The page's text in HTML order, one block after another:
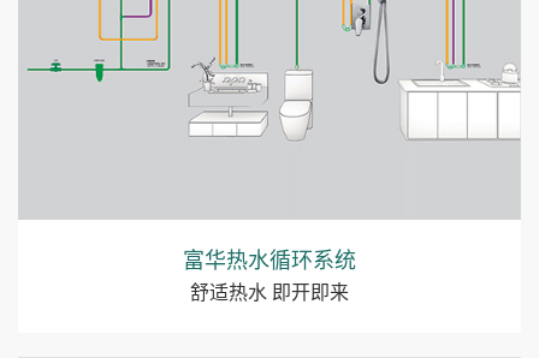
富华热水循环系统
舒适热水 即开即来